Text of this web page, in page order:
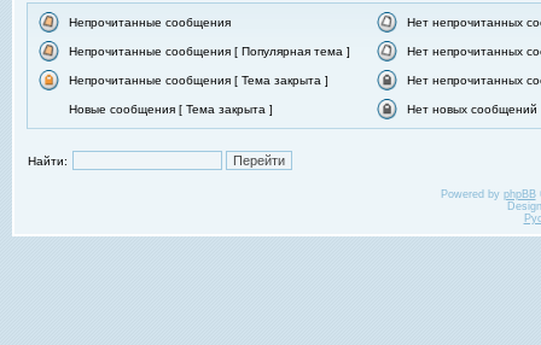
Непрочитанные сообщения Нет непрочитанных
Непрочитанные сообщения [ Популярная тема ] Нет непрочитанных
Непрочитанные сообщения [ Тема закрыта ] Нет непрочитанных
Новые сообщения [ Тема закрыта ] Нет новых сообщений
Найти:
Powered by phpBB